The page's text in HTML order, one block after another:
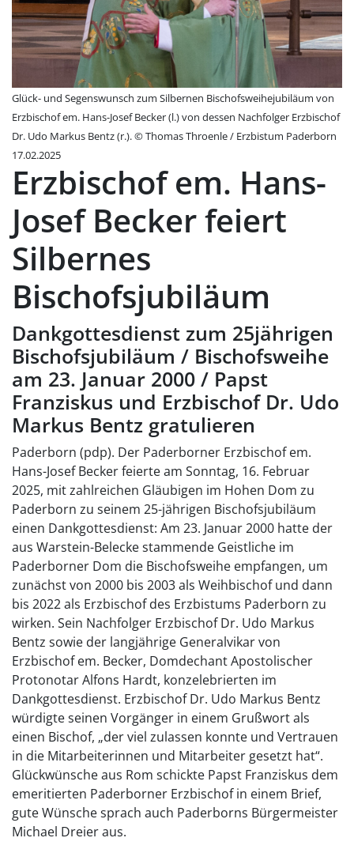
Glück- und Segenswunsch zum Silbernen Bischofsweihejubiläum von
Erzbischof em. Hans-Josef Becker (l.) von dessen Nachfolger Erzbischof
Dr. Udo Markus Bentz (r.). © Thomas Throenle / Erzbistum Paderborn
17.02.2025
Erzbischof em. Hans-
Josef Becker feiert
Silbernes
Bischofsjubiläum
Dankgottesdienst zum 25jährigen
Bischofsjubiläum / Bischofsweihe
am 23. Januar 2000 / Papst
Franziskus und Erzbischof Dr. Udo
Markus Bentz gratulieren
Paderborn (pdp). Der Paderborner Erzbischof em.
Hans-Josef Becker feierte am Sonntag, 16. Februar
2025, mit zahlreichen Gläubigen im Hohen Dom zu
Paderborn zu seinem 25-jährigen Bischofsjubiläum
einen Dankgottesdienst: Am 23. Januar 2000 hatte der
aus Warstein-Belecke stammende Geistliche im
Paderborner Dom die Bischofsweihe empfangen, um
zunächst von 2000 bis 2003 als Weihbischof und dann
bis 2022 als Erzbischof des Erzbistums Paderborn zu
wirken. Sein Nachfolger Erzbischof Dr. Udo Markus
Bentz sowie der langjährige Generalvikar von
Erzbischof em. Becker, Domdechant Apostolischer
Protonotar Alfons Hardt, konzelebrierten im
Dankgottesdienst. Erzbischof Dr. Udo Markus Bentz
würdigte seinen Vorgänger in einem Grußwort als
einen Bischof, „der viel zulassen konnte und Vertrauen
in die Mitarbeiterinnen und Mitarbeiter gesetzt hat“.
Glückwünsche aus Rom schickte Papst Franziskus dem
emeritierten Paderborner Erzbischof in einem Brief,
gute Wünsche sprach auch Paderborns Bürgermeister
Michael Dreier aus.